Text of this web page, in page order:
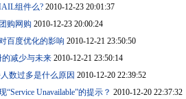
组件么? 2010-12-23 20:01:37
购网购 2010-12-23 20:00:24
百度优化的影响 2010-12-21 23:50:50
的减少与未来 2010-12-21 23:50:14
数过多是什么原因 2010-12-20 22:39:52
“Service Unavailable”的提示？ 2010-12-20 22:37:32